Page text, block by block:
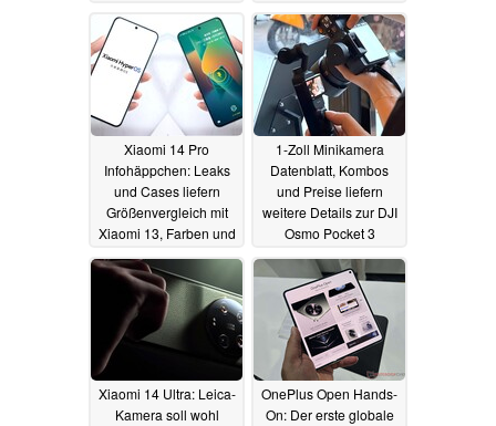
05.12.2023
Xiaomi 14 Pro
Infohäppchen: Leaks
und Cases liefern
Größenvergleich mit
Xiaomi 13, Farben und
Specs und Features
22.10.2023
1-Zoll Minikamera
Datenblatt, Kombos
und Preise liefern
weitere Details zur DJI
Osmo Pocket 3
22.10.2023
Xiaomi 14 Ultra: Leica-
Kamera soll wohl
OnePlus Open Hands-
On: Der erste globale